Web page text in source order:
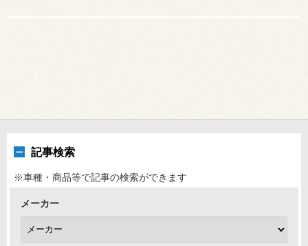
記事検索
※車種・商品等で記事の検索ができます
メーカー